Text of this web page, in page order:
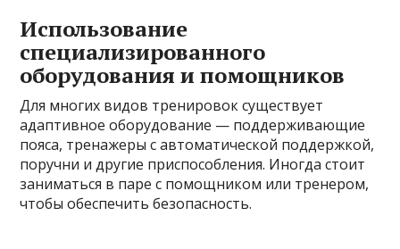
Использование
специализированного
оборудования и помощников
Для многих видов тренировок существует
адаптивное оборудование — поддерживающие
пояса, тренажеры с автоматической поддержкой,
поручни и другие приспособления. Иногда стоит
заниматься в паре с помощником или тренером,
чтобы обеспечить безопасность.